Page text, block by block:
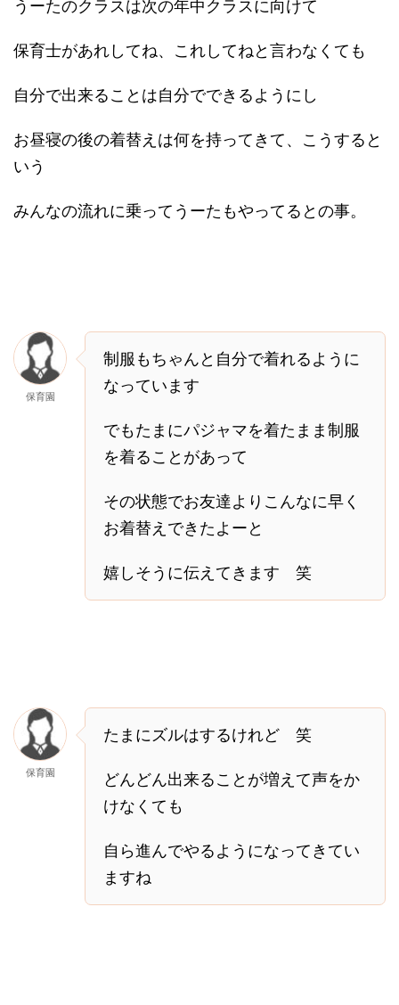
うーたのクラスは次の年中クラスに向けて
保育士があれしてね、これしてねと言わなくても
自分で出来ることは自分でできるようにし
お昼寝の後の着替えは何を持ってきて、こうすると
いう
みんなの流れに乗ってうーたもやってるとの事。
保育園
制服もちゃんと自分で着れるように
なっています
でもたまにパジャマを着たまま制服
を着ることがあって
その状態でお友達よりこんなに早く
お着替えできたよーと
嬉しそうに伝えてきます 笑
保育園
たまにズルはするけれど 笑
どんどん出来ることが増えて声をか
けなくても
自ら進んでやるようになってきてい
ますね